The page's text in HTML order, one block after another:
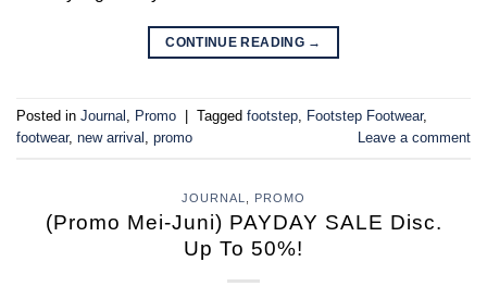
CONTINUE READING →
Posted in Journal Promo Tagged footstep Footstep Footwear,
footwear, new arrival promo Leave a comment
JOURNAL PROMO
(Promo Mei-Juni) PAYDAY SALE Disc.
Up To 50%!